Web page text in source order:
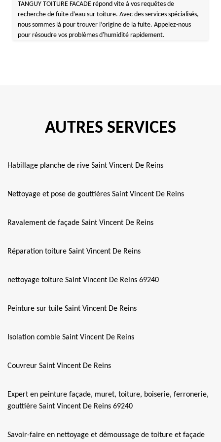
TANGUY TOITURE FACADE répond vite à vos requêtes de
recherche de fuite d’eau sur toiture. Avec des services spécialisés,
nous sommes là pour trouver l’origine de la fuite. Appelez-nous
pour résoudre vos problèmes d'humidité rapidement.
AUTRES SERVICES
Habillage planche de rive Saint Vincent De Reins
Nettoyage et pose de gouttières Saint Vincent De Reins
Ravalement de façade Saint Vincent De Reins
Réparation toiture Saint Vincent De Reins
nettoyage toiture Saint Vincent De Reins 69240
Peinture sur tuile Saint Vincent De Reins
Isolation comble Saint Vincent De Reins
Couvreur Saint Vincent De Reins
Expert en peinture façade, muret, toiture, boiserie, ferronerie,
gouttière Saint Vincent De Reins 69240
Savoir-faire en nettoyage et démoussage de toiture et façade